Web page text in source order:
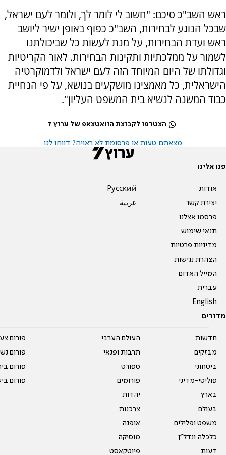
ראש השב"כ סיכם: "חשוב לי לומר לך, ולומר לעם ישראל,
שבכל הנוגע לבחירות, השב"כ כפוף באופן ישיר ליושב
ראש ועדת הבחירות, על מנת לעשות כל שביכולתנו
לשמור על ממלכתיות ותקינות הבחירות. לאור הקריטיות
וגדולתו של היום המיוחד הזה לעם ישראל ולדמוקרטיה
הישראלית, כל מאמצינו מושקעים בנושא, על פי הנחיית
כבוד המשנה לנשיא בית המשפט העליון".
הצטרפו לקבוצת הוואטצאפ של ערוץ 7
מצאתם טעות או פרסומת לא ראויה? דווחו לנו
פנו אלינו
אודות
יצירת קשר
פרסמו אצלנו
תנאי שימוש
מדיניות פרטיות
הצהרת נגישות
המייל האדום
עברית
English
Pусский
عربية
מדורים
חדשות
מבזקים
ביטחוני
פוליטי-מדיני
בארץ
בעולם
משפט ופלילים
כלכלה ונדל"ן
דעות
העולם הערבי
תרבות ופנאי
ספורט
פורומים
יהדות
צרכנות
אופנה
מוסיקה
פיוטקאסט
פורום
פורום
פורום
פורום